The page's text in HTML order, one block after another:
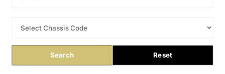
Search Reset